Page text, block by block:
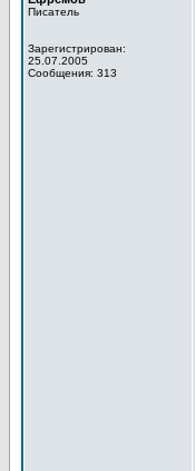
Писатель
Зарегистрирован:
25.07.2005
Сообщения: 313